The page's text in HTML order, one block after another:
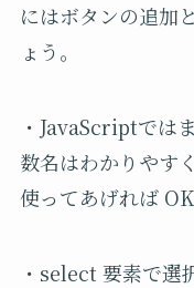
にはボタンの追加
ょう。
・JavaScriptでは
数名はわかりや
使ってあげれば OK
・select 要素で選